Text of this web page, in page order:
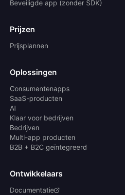
Beveiligde app (zonder SDK)
Prijzen
Prijsplannen
Oplossingen
Consumentenapps
SaaS-producten
AI
Klaar voor bedrijven
Bedrijven
Multi-app producten
B2B + B2C geïntegreerd
Ontwikkelaars
Documentatie